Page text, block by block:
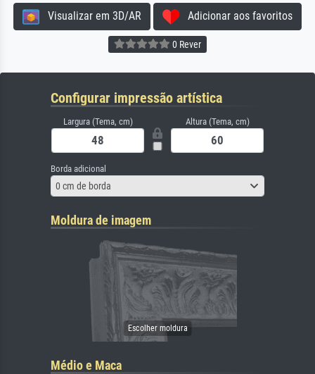
Visualizar em 3D/AR Adicionar aos favoritos
0 Rever
Configurar impressão artística
Largura (Tema, cm) Altura (Tema, cm)
Borda adicional
0 cm de borda
Moldura de imagem
Médio e Maca